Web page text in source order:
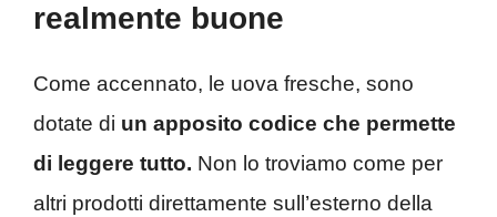
realmente buone
Come accennato, le uova fresche, sono
dotate di un apposito codice che permette
di leggere tutto. Non lo troviamo come per
altri prodotti direttamente sull’esterno della